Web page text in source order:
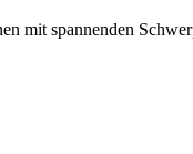
mit spannenden